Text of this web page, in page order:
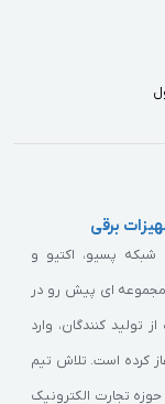
برقی
پسیو، اکتیو و
مجموعه ای پیش رو در
تولید کنندگان، وارد
کرده است. تلاش تیم
تجارت الکترونیک